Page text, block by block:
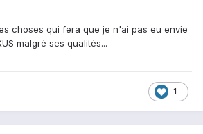
choses qui fera que je n'ai pas eu envie
malgré ses qualités...
1